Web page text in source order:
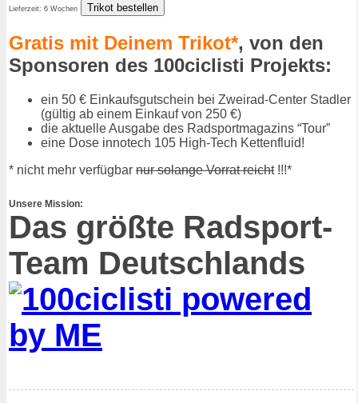
Lieferzeit: 6 Wochen
Gratis mit Deinem Trikot*, von den
Sponsoren des 100ciclisti Projekts:
ein 50 € Einkaufsgutschein bei Zweirad-Center Stadler
(gültig ab einem Einkauf von 250 €)
die aktuelle Ausgabe des Radsportmagazins “Tour”
eine Dose innotech 105 High-Tech Kettenfluid!
* nicht mehr verfügbar nur solange Vorrat reicht!!!*
Unsere Mission:
Das größte Radsport-
Team Deutschlands